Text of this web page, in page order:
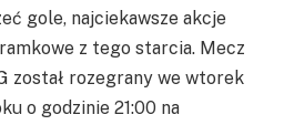
gole, najciekawsze akcje
z tego starcia. Mecz
został rozegrany we wtorek
o godzinie 21:00 na